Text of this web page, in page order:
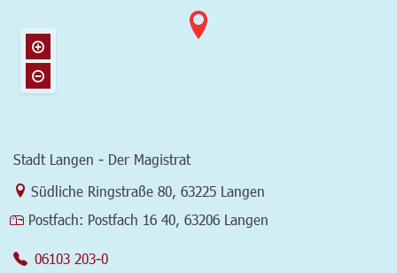
Stadt Langen - Der Magistrat
Link zur Google-Maps Navigation
Südliche Ringstraße 80, 63225 Langen
Postfach: Postfach 16 40, 63206 Langen
06103 203-0